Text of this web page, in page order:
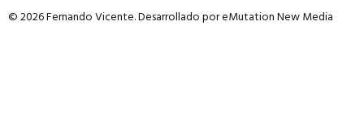
© 2026 Fernando Vicente. Desarrollado poreMutation New Media